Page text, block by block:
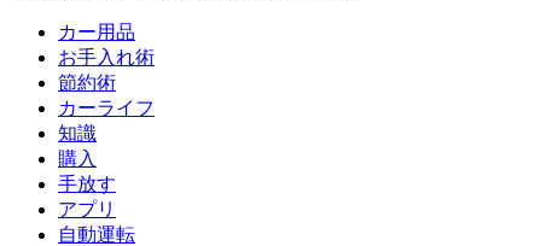
カー用品
お手入れ術
節約術
カーライフ
知識
購入
手放す
アプリ
自動運転